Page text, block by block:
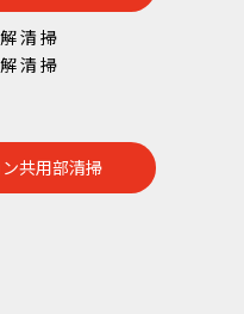
清掃
清掃
共用部清掃